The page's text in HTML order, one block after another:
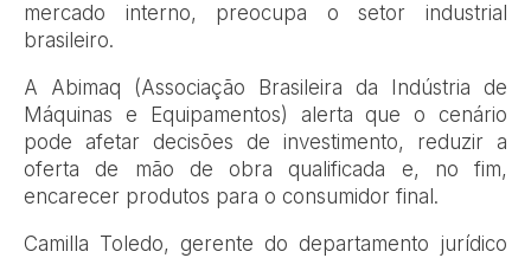
mercado interno, preocupa o setor industrial
brasileiro.
A Abimaq (Associação Brasileira da Indústria de
Máquinas e Equipamentos) alerta que o cenário
pode afetar decisões de investimento, reduzir a
oferta de mão de obra qualificada e, no fim,
encarecer produtos para o consumidor final.
Camilla Toledo, gerente do departamento jurídico